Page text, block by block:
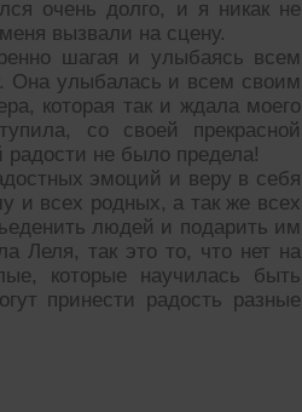
очень долго, и я никак не
вызвали на сцену.
шагая и улыбаясь всем
Она улыбалась и всем своим
которая так и ждала моего
со своей прекрасной
радости не было предела!
эмоций и веру в себя
и всех родных, а так же всех
людей и подарить им
Леля, так это то, что нет на
которые научилась быть
принести радость разные